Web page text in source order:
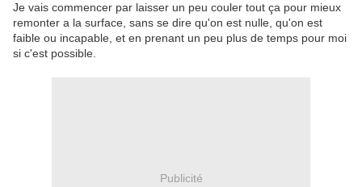
Je vais commencer par laisser un peu couler tout ça pour mieux
remonter a la surface, sans se dire qu'on est nulle, qu'on est
faible ou incapable, et en prenant un peu plus de temps pour moi
si c'est possible.
Publicité